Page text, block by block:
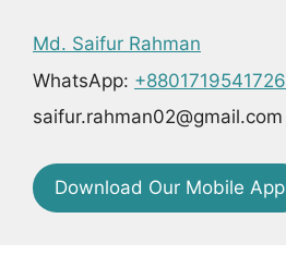
Md. Saifur Rahman
WhatsApp: +8801719541726
saifur.rahman02@gmail.com
Download Our Mobile App